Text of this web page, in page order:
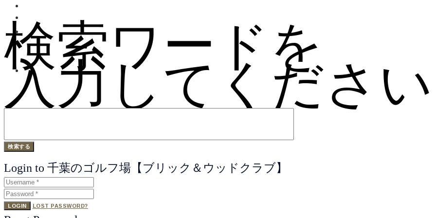
検索ワードを
入力してくださ
Login to 千葉のゴルフ場【ブリック＆ウッドクラブ】
LOGIN LOST PASSWORD?